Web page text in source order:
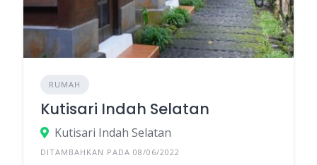
RUMAH
Kutisari Indah Selatan
Kutisari Indah Selatan
DITAMBAHKAN PADA 08/06/2022